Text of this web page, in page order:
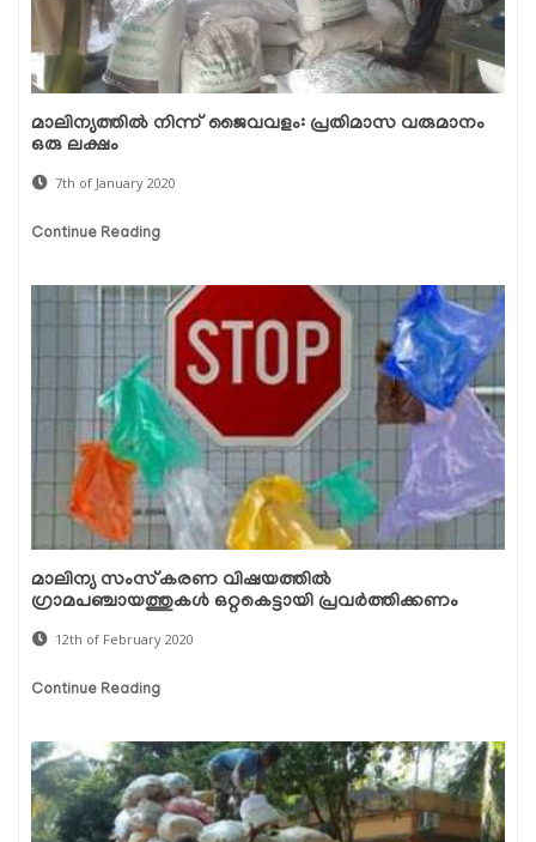
മാലിന്യത്തില്‍ നിന്ന് ജൈവവളം: പ്രതിമാസ വരുമാനം
ഒരു ലക്ഷം
7th of January 2020
Continue Reading
മാലിന്യ സംസ്‌കരണ വിഷയത്തില്‍
ഗ്രാമപഞ്ചായത്തുകള്‍ ഒറ്റകെട്ടായി പ്രവര്‍ത്തിക്കണം
12th of February 2020
Continue Reading